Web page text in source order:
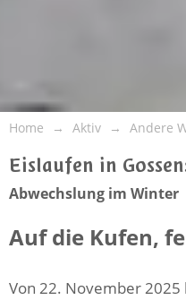
Home Aktiv Andere
Eislaufen in
Abwechslung im Winter
Auf die Kufen,
Von 22. November 2025